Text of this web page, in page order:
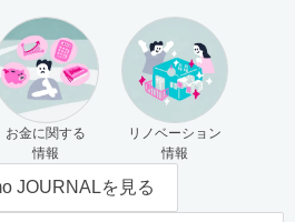
お金に関する
情報
リノベーション
情報
JOURNALを見る